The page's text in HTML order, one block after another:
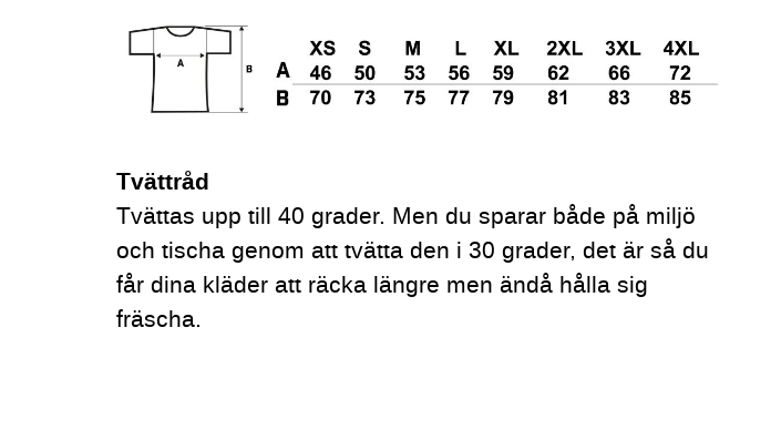
Tvättråd
Tvättas upp till 40 grader. Men du sparar både på miljö
och tischa genom att tvätta den i 30 grader, det är så du
får dina kläder att räcka längre men ändå hålla sig
fräscha.